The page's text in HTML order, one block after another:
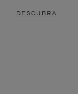
DESCUBRA